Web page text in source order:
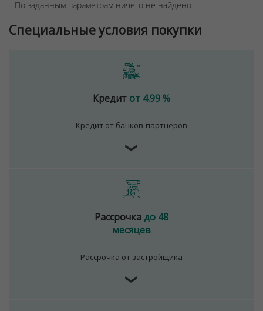
По заданным параметрам ничего не найдено
Специальные условия покупки
Кредит от 4.99 %
Кредит от банков-партнеров
❯
Рассрочкадо 48
месяцев
Рассрочка от застройщика
❯